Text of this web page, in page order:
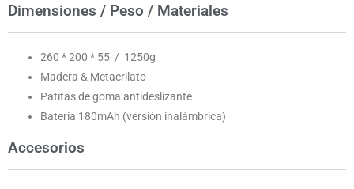
Dimensiones / Peso / Materiales
260 * 200 * 55 / 1250g
Madera & Metacrilato
Patitas de goma antideslizante
Batería 180mAh (versión inalámbrica)
Accesorios